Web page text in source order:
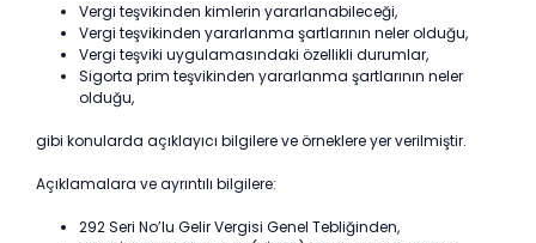
Vergi teşvikinden kimlerin yararlanabileceği,
Vergi teşvikinden yararlanma şartlarının neler olduğu,
Vergi teşviki uygulamasındaki özellikli durumlar,
Sigorta prim teşvikinden yararlanma şartlarının neler
olduğu,
gibi konularda açıklayıcı bilgilere ve örneklere yer verilmiştir.
Açıklamalara ve ayrıntılı bilgilere:
292 Seri No’lu Gelir Vergisi Genel Tebliğinden,